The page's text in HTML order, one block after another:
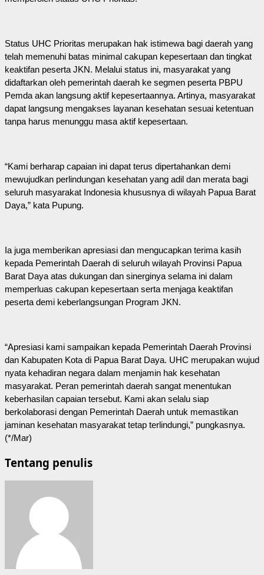
Status UHC Prioritas merupakan hak istimewa bagi daerah yang
telah memenuhi batas minimal cakupan kepesertaan dan tingkat
keaktifan peserta JKN. Melalui status ini, masyarakat yang
didaftarkan oleh pemerintah daerah ke segmen peserta PBPU
Pemda akan langsung aktif kepesertaannya. Artinya, masyarakat
dapat langsung mengakses layanan kesehatan sesuai ketentuan
tanpa harus menunggu masa aktif kepesertaan.
“Kami berharap capaian ini dapat terus dipertahankan demi
mewujudkan perlindungan kesehatan yang adil dan merata bagi
seluruh masyarakat Indonesia khususnya di wilayah Papua Barat
Daya,” kata Pupung.
Ia juga memberikan apresiasi dan mengucapkan terima kasih
kepada Pemerintah Daerah di seluruh wilayah Provinsi Papua
Barat Daya atas dukungan dan sinerginya selama ini dalam
memperluas cakupan kepesertaan serta menjaga keaktifan
peserta demi keberlangsungan Program JKN.
“Apresiasi kami sampaikan kepada Pemerintah Daerah Provinsi
dan Kabupaten Kota di Papua Barat Daya. UHC merupakan wujud
nyata kehadiran negara dalam menjamin hak kesehatan
masyarakat. Peran pemerintah daerah sangat menentukan
keberhasilan capaian tersebut. Kami akan selalu siap
berkolaborasi dengan Pemerintah Daerah untuk memastikan
jaminan kesehatan masyarakat tetap terlindungi,” pungkasnya.
(*/Mar)
Tentang penulis